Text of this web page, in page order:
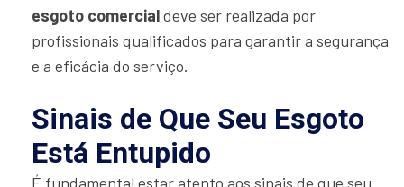
esgoto comercialdeve ser realizada por
profissionais qualificados para garantir a segurança
e a eficácia do serviço.
Sinais de Que Seu Esgoto
Está Entupido
É fundamental estar atento aos sinais de que seu